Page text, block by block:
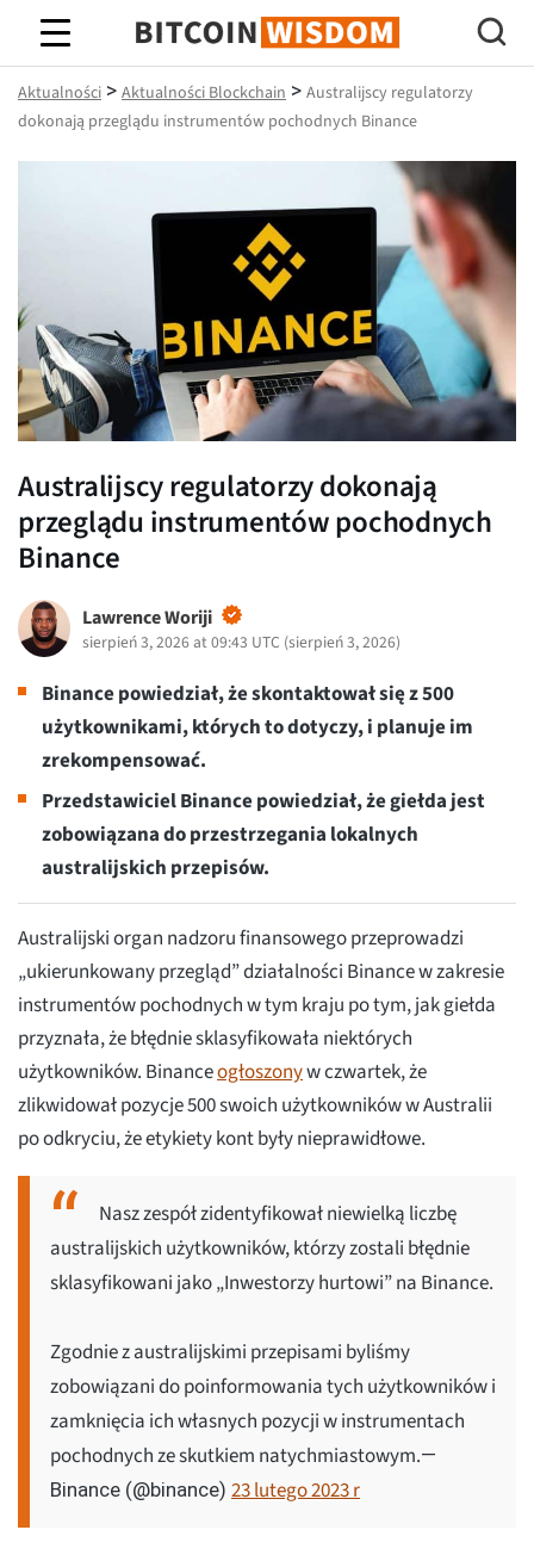
Mądrość Bitcoina
Aktualności > Aktualności Blockchain > Australijscy regulatorzy
dokonają przeglądu instrumentów pochodnych Binance
Australijscy regulatorzy dokonają
przeglądu instrumentów pochodnych
Binance
Lawrence Woriji
sierpień 3, 2026 at 09:43 UTC (sierpień 3, 2026)
Binance powiedział, że skontaktował się z 500
użytkownikami, których to dotyczy, i planuje im
zrekompensować.
Przedstawiciel Binance powiedział, że giełda jest
zobowiązana do przestrzegania lokalnych
australijskich przepisów.
Australijski organ nadzoru finansowego przeprowadzi
„ukierunkowany przegląd” działalności Binance w zakresie
instrumentów pochodnych w tym kraju po tym, jak giełda
przyznała, że błędnie sklasyfikowała niektórych
użytkowników. Binanceogłoszonyw czwartek, że
zlikwidował pozycje 500 swoich użytkowników w Australii
po odkryciu, że etykiety kont były nieprawidłowe.
Nasz zespół zidentyfikował niewielką liczbę
australijskich użytkowników, którzy zostali błędnie
sklasyfikowani jako „Inwestorzy hurtowi” na Binance.
Zgodnie z australijskimi przepisami byliśmy
zobowiązani do poinformowania tych użytkowników i
zamknięcia ich własnych pozycji w instrumentach
pochodnych ze skutkiem natychmiastowym.—
Binance (@binance) 23 lutego 2023 r